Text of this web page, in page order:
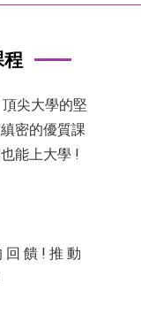
尖大學的堅
密的優質課
能上大學 !
回 饋 ! 推 動